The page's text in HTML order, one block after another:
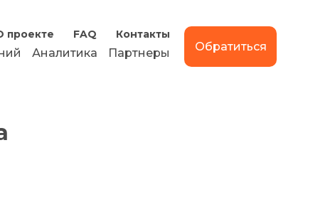
проекте FAQ Контакты
Аналитика Партнеры Обратиться